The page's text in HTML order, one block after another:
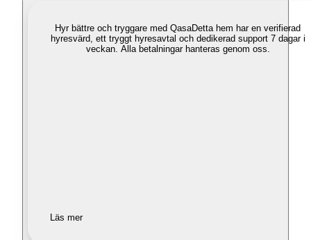
Hyr bättre och tryggare med QasaDetta hem har en verifierad
hyresvärd, ett tryggt hyresavtal och dedikerad support 7 dagar i
veckan. Alla betalningar hanteras genom oss.
Läs mer